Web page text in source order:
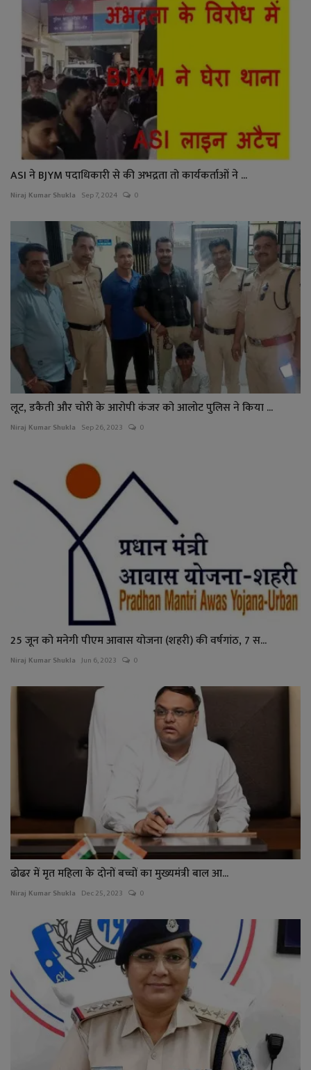
ASI ने BJYM पदाधिकारी से की अभद्रता तो कार्यकर्ताओं ने ...
Niraj Kumar Shukla Sep 7, 2024 0
लूट, डकैती और चोरी के आरोपी कंजर को आलोट पुलिस ने किया ...
Niraj Kumar Shukla Sep 26, 2023 0
25 जून को मनेगी पीएम आवास योजना (शहरी) की वर्षगांठ, 7 स...
Niraj Kumar Shukla Jun 6, 2023 0
ढोढर में मृत महिला के दोनों बच्चों का मुख्यमंत्री बाल आ...
Niraj Kumar Shukla Dec 25, 2023 0